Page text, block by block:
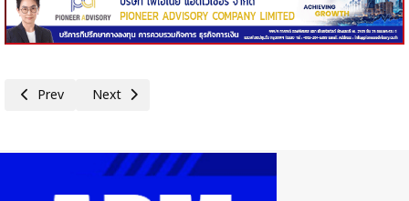
Previous article: ทิพยประกันภัย จับมือ LINE ยกระดับประสบการณ์ความป
Prev Next article: 130 สุดยอดตัวแทนของกรุงไทย - แอกซ่า ประ
Next